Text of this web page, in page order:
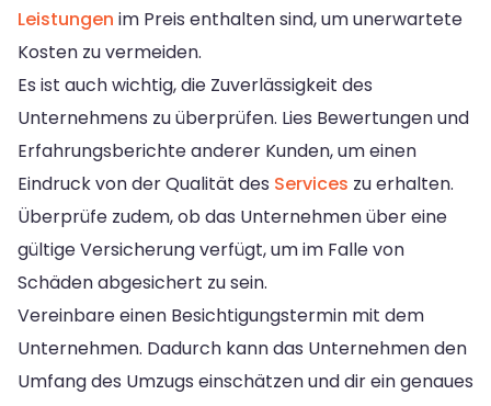
Leistungen im Preis enthalten sind, um unerwartete
Kosten zu vermeiden.
Es ist auch wichtig, die Zuverlässigkeit des
Unternehmens zu überprüfen. Lies Bewertungen und
Erfahrungsberichte anderer Kunden, um einen
Eindruck von der Qualität des Services zu erhalten.
Überprüfe zudem, ob das Unternehmen über eine
gültige Versicherung verfügt, um im Falle von
Schäden abgesichert zu sein.
Vereinbare einen Besichtigungstermin mit dem
Unternehmen. Dadurch kann das Unternehmen den
Umfang des Umzugs einschätzen und dir ein genaues